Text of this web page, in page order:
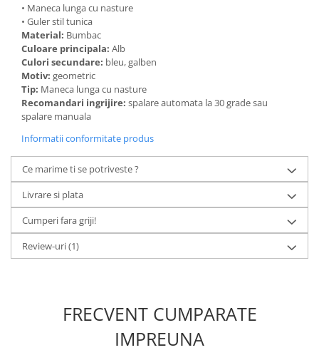
• Maneca lunga cu nasture
• Guler stil tunica
Material: Bumbac
Culoare principala: Alb
Culori secundare: bleu, galben
Motiv: geometric
Tip: Maneca lunga cu nasture
Recomandari ingrijire: spalare automata la 30 grade sau
spalare manuala
Informatii conformitate produs
Ce marime ti se potriveste ?
Livrare si plata
Cumperi fara griji!
Review-uri(1)
FRECVENT CUMPARATE
IMPREUNA